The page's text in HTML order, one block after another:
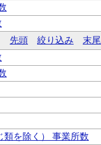
先頭 絞り込み 末尾
類を除く） 事業所数